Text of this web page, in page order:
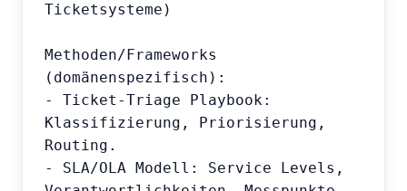
Ticketsysteme)
Methoden/Frameworks
(domänenspezifisch):
- Ticket-Triage Playbook:
Klassifizierung, Priorisierung,
Routing.
- SLA/OLA Modell: Service Levels,